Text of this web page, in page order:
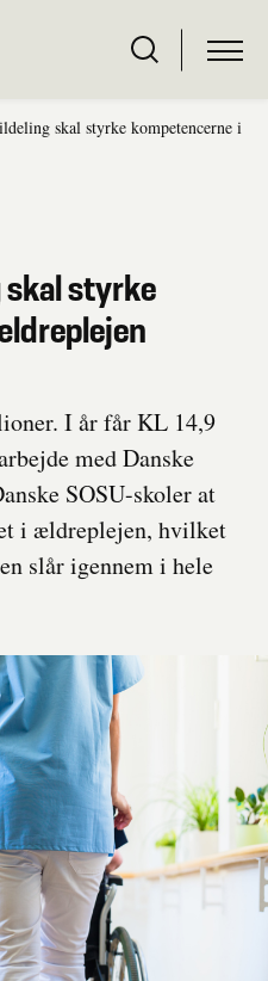
skal styrke kompetencerne i
styrke
I år får KL 14,9
med Danske
SOSU-skoler at
i ældreplejen, hvilket
slår igennem i hele